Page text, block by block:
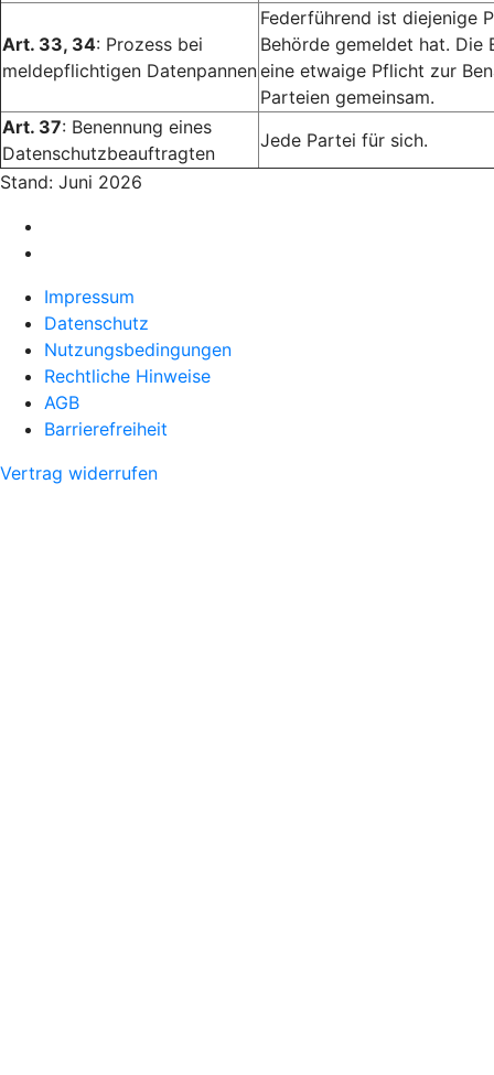
Art. 33, 34: Prozess bei
meldepflichtigen Datenpannen
Federführend ist diejenige
Behörde gemeldet hat. Die
eine etwaige Pflicht zur
Parteien gemeinsam.
Art. 37: Benennung eines
Datenschutzbeauftragten
Jede Partei für sich.
Stand: Juni 2026
Impressum
Datenschutz
Nutzungsbedingungen
Rechtliche Hinweise
AGB
Barrierefreiheit
Vertrag widerrufen